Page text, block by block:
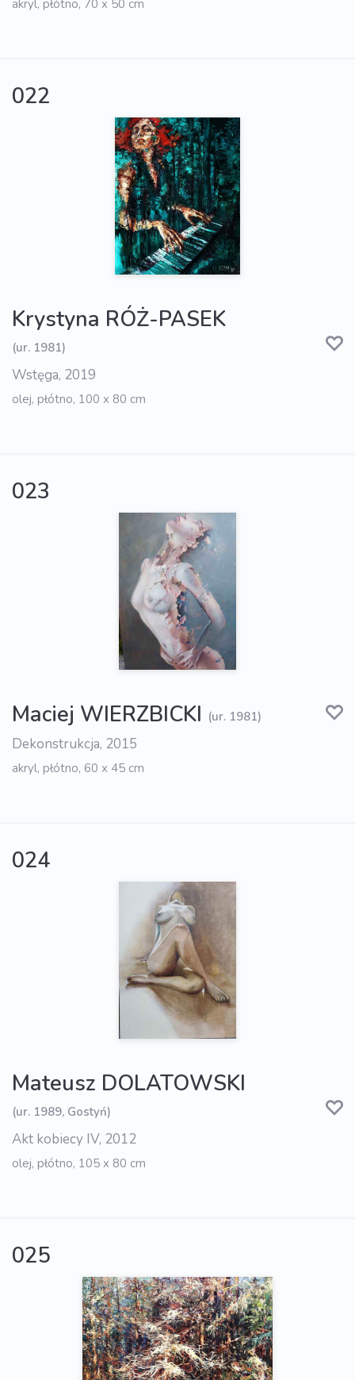
akryl, płótno, 70 x 50 cm
022
Krystyna RÓŻ-PASEK
(ur. 1981)
Wstęga, 2019
olej, płótno, 100 x 80 cm
023
Maciej WIERZBICKI (ur. 1981)
Dekonstrukcja, 2015
akryl, płótno, 60 x 45 cm
024
Mateusz DOLATOWSKI
(ur. 1989, Gostyń)
Akt kobiecy IV, 2012
olej, płótno, 105 x 80 cm
025